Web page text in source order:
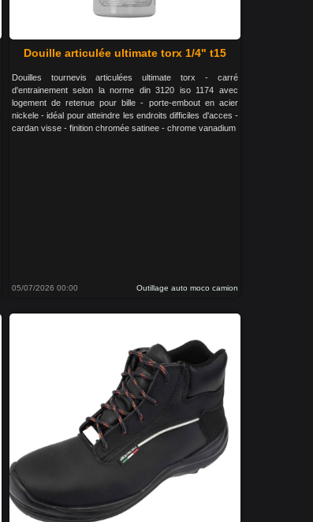
Douille articulée ultimate torx 1/4" t15
Douilles tournevis articulées ultimate torx - carré
d'entrainement selon la norme din 3120 iso 1174 avec
logement de retenue pour bille - porte-embout en acier
nickele - idéal pour atteindre les endroits difficiles d'acces -
cardan visse - finition chromée satinee - chrome vanadium
05/07/2026 00:00 Outillage auto moco camion